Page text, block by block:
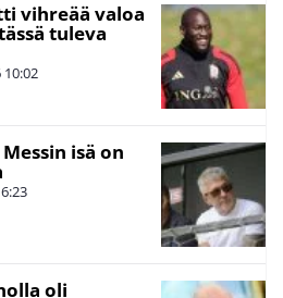
vihreää valoa
tuleva
10:02
isä on
oli